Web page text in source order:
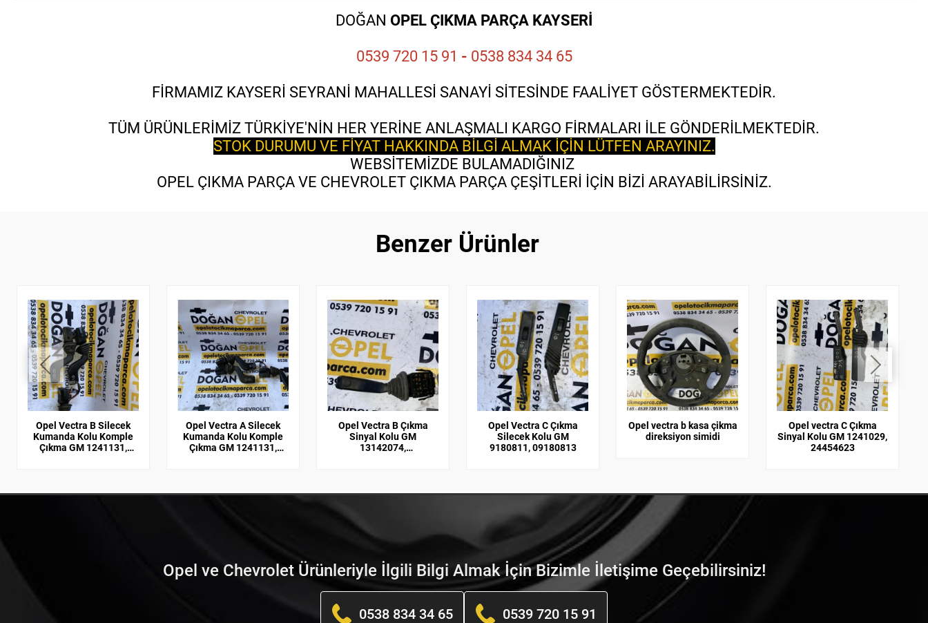
DOĞAN OPEL ÇIKMA PARÇA KAYSERİ
0539 720 15 91 - 0538 834 34 65
FİRMAMIZ KAYSERİ SEYRANİ MAHALLESİ SANAYİ SİTESİNDE FAALİYET GÖSTERMEKTEDİR.
TÜM ÜRÜNLERİMİZ TÜRKİYE'NİN HER YERİNE ANLAŞMALI KARGO FİRMALARI İLE GÖNDERİLMEKTEDİR.
STOK DURUMU VE FİYAT HAKKINDA BİLGİ ALMAK İÇİN LÜTFEN ARAYINIZ.
WEBSİTEMİZDE BULAMADIĞINIZ
OPEL ÇIKMA PARÇA VE CHEVROLET ÇIKMA PARÇA ÇEŞİTLERİ İÇİN BİZİ ARAYABİLİRSİNİZ.
Benzer Ürünler
Opel Vectra B Silecek
Kumanda Kolu Komple
Çıkma GM 1241131,
Opel Vectra A Silecek
Kumanda Kolu Komple
Çıkma GM 1241131,
Opel Vectra B Çıkma
Sinyal Kolu GM
13142074,
Opel Vectra C Çıkma
Silecek Kolu GM
9180811, 09180813
Opel vectra b kasa çikma
direksiyon simidi
Opel vectra C Çıkma
Sinyal Kolu GM 1241029,
24454623
Opel ve Chevrolet Ürünleriyle İlgili Bilgi Almak İçin Bizimle İletişime Geçebilirsiniz!
0538 834 34 65 0539 720 15 91